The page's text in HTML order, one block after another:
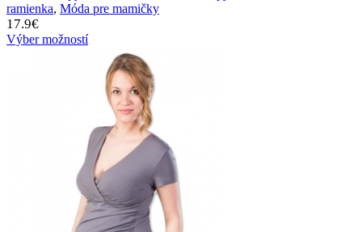
ramienka, Móda pre mamičky
17.9€
Výber možností